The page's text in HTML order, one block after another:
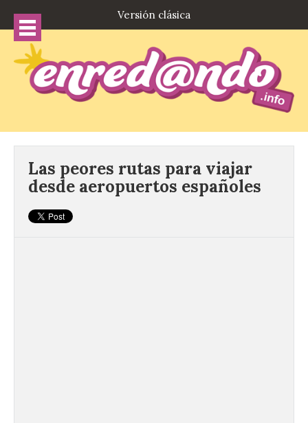
Versión clásica
Las peores rutas para viajar
desde aeropuertos españoles